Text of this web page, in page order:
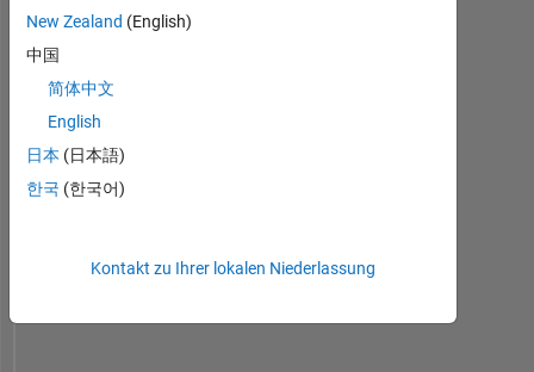
a
skill
New Zealand (English)
中国
简体中文
English
日本 (日本語)
한국 (한국어)
Kontakt zu Ihrer lokalen Niederlassung